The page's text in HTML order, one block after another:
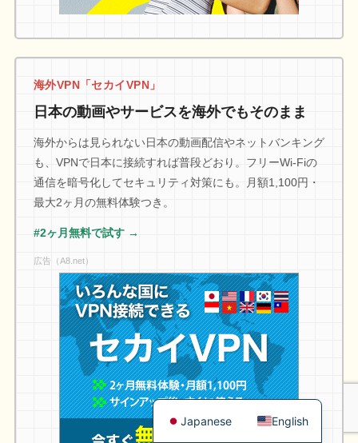
海外VPN「セカイVPN」
日本の動画やサービスを海外でもそのまま
海外からは見られない日本の動画配信やネットバンキング
も、VPNで日本に接続すれば普段どおり。フリーWi-Fiの
通信を暗号化してセキュリティ対策にも。月額1,100円・
最大2ヶ月の無料体験つき。
#2ヶ月無料で試す →
広告（A8.net）
Japanese English